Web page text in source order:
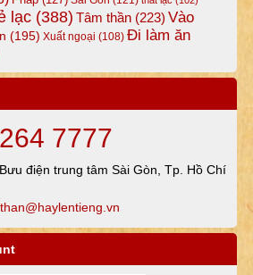
lạc(388) Tâm thần(223) Vào
(195) Xuất ngoại (108) Đi làm ăn
7777
điện trung tâm Sài Gòn, Tp. Hồ Chí